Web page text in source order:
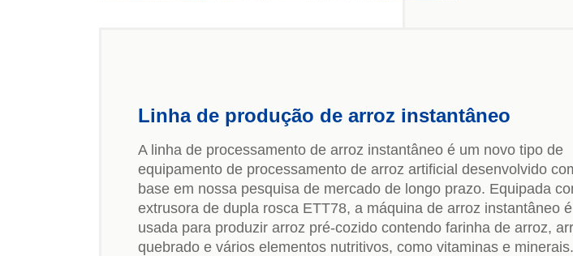
Linha de produção de arroz instantâneo
A linha de processamento de arroz instantâneo é um novo tipo de
equipamento de processamento de arroz artificial desenvolvido
base em nossa pesquisa de mercado de longo prazo. Equipada
extrusora de dupla rosca ETT78, a máquina de arroz instantâneo é
usada para produzir arroz pré-cozido contendo farinha de arroz,
quebrado e vários elementos nutritivos, como vitaminas e minerais.